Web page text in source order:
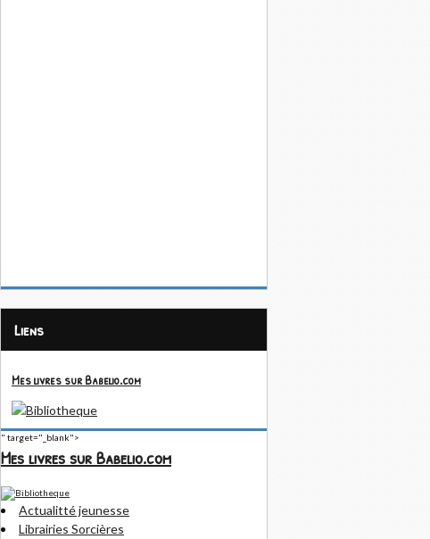
Liens
Mes livres sur Babelio.com
" target="_blank">
Mes livres sur Babelio.com
Actualitté jeunesse
Librairies Sorcières